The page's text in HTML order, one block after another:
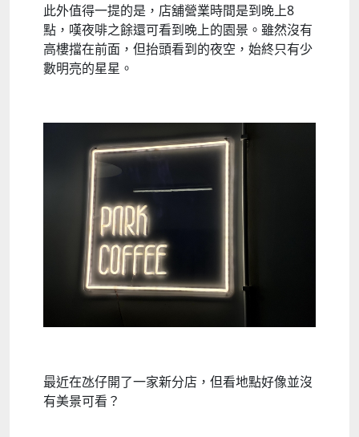
此外值得一提的是，店舖營業時間是到晚上8
點，嘆夜啡之餘還可看到晚上的園景。雖然沒有
高樓擋在前面，但抬頭看到的夜空，始終只有少
數明亮的星星。
最近在氹仔開了一家新分店，但看地點好像並沒
有美景可看？